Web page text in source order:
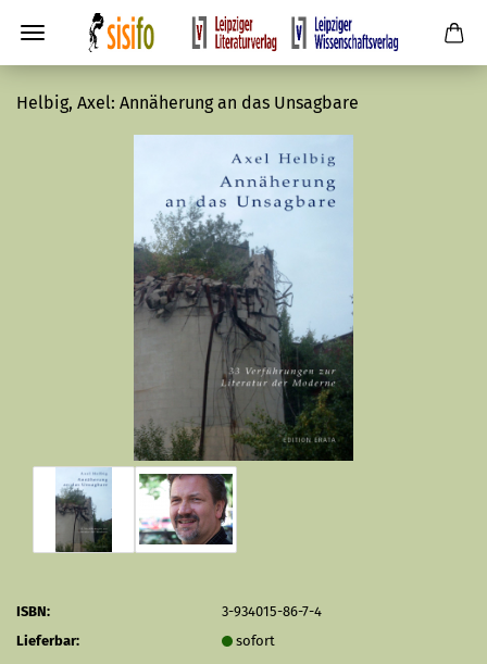
Helbig, Axel: Annäherung an das Unsagbare
ISBN:
3-934015-86-7-4
Lieferbar:
sofort